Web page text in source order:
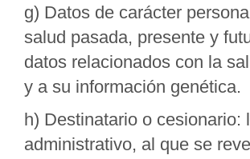
g) Datos de carácter
salud pasada, presente y
datos relacionados con la
y a su información genética.
h) Destinatario o
administrativo, al que se